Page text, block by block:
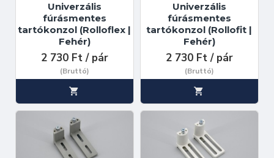
Univerzális
fúrásmentes
tartókonzol (Rolloflex |
Fehér)
2 730 Ft / pár
(Bruttó)
Univerzális
fúrásmentes
tartókonzol (Rollofit |
Fehér)
2 730 Ft / pár
(Bruttó)